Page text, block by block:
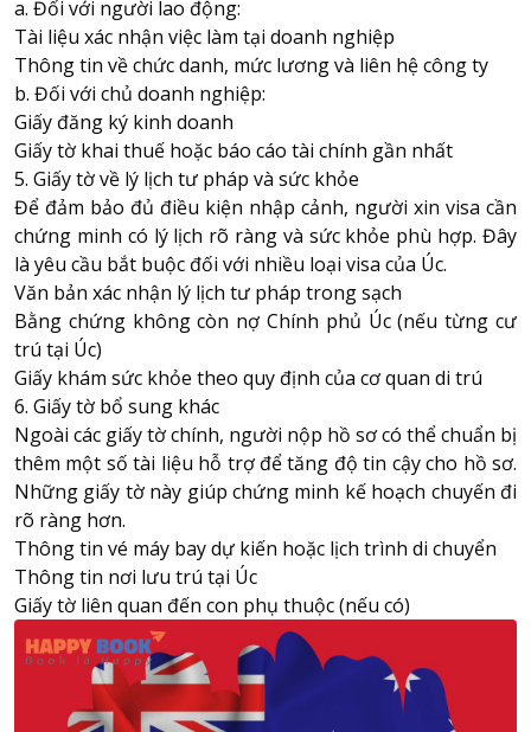
a. Đối với người lao động:
Tài liệu xác nhận việc làm tại doanh nghiệp
Thông tin về chức danh, mức lương và liên hệ công ty
b. Đối với chủ doanh nghiệp:
Giấy đăng ký kinh doanh
Giấy tờ khai thuế hoặc báo cáo tài chính gần nhất
5. Giấy tờ về lý lịch tư pháp và sức khỏe
Để đảm bảo đủ điều kiện nhập cảnh, người xin visa cần
chứng minh có lý lịch rõ ràng và sức khỏe phù hợp. Đây
là yêu cầu bắt buộc đối với nhiều loại visa của Úc.
Văn bản xác nhận lý lịch tư pháp trong sạch
Bằng chứng không còn nợ Chính phủ Úc (nếu từng cư
trú tại Úc)
Giấy khám sức khỏe theo quy định của cơ quan di trú
6. Giấy tờ bổ sung khác
Ngoài các giấy tờ chính, người nộp hồ sơ có thể chuẩn bị
thêm một số tài liệu hỗ trợ để tăng độ tin cậy cho hồ sơ.
Những giấy tờ này giúp chứng minh kế hoạch chuyến đi
rõ ràng hơn.
Thông tin vé máy bay dự kiến hoặc lịch trình di chuyển
Thông tin nơi lưu trú tại Úc
Giấy tờ liên quan đến con phụ thuộc (nếu có)